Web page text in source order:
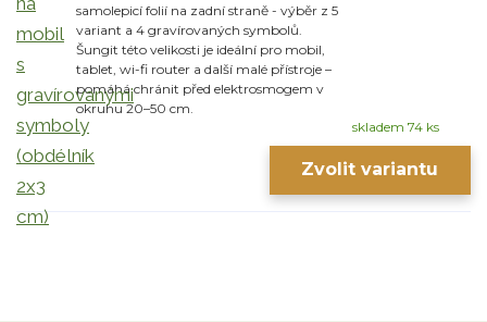
samolepicí folií na zadní straně - výběr z 5
variant a 4 gravírovaných symbolů.
Šungit této velikosti je ideální pro mobil,
tablet, wi-fi router a další malé přístroje –
pomáhá chránit před elektrosmogem v
okruhu 20–50 cm.
skladem 74 ks
Zvolit variantu